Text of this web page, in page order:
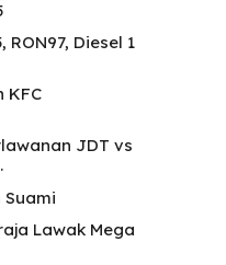
RON97, Diesel 1
KFC
JDT vs
Suami
Lawak Mega